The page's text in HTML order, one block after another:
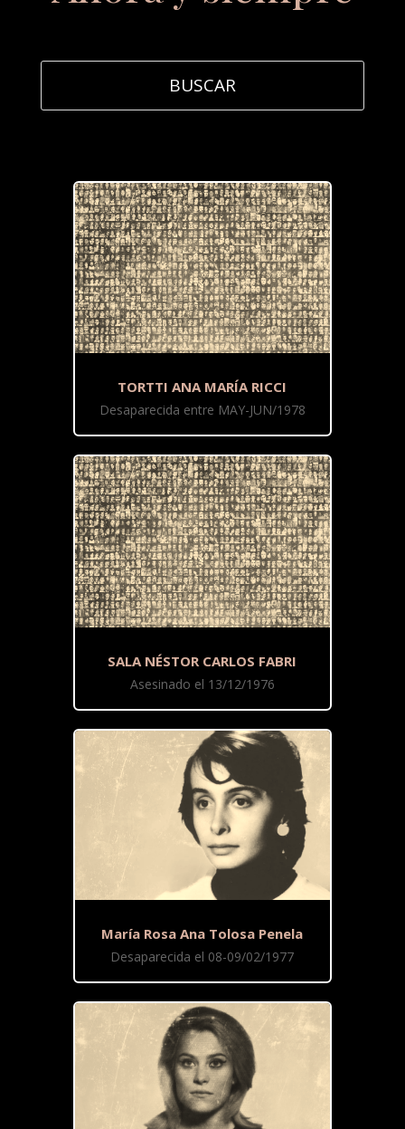
TORTTI ANA MARÍA RICCI
Desaparecida entre MAY-JUN/1978
SALA NÉSTOR CARLOS FABRI
Asesinado el 13/12/1976
María Rosa Ana Tolosa Penela
Desaparecida el 08-09/02/1977